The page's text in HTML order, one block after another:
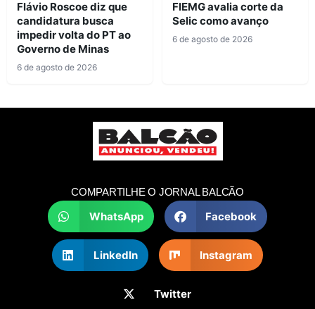
Flávio Roscoe diz que
candidatura busca
impedir volta do PT ao
Governo de Minas
6 de agosto de 2026
FIEMG avalia corte da
Selic como avanço
6 de agosto de 2026
COMPARTILHE O JORNAL BALCÃO
WhatsApp Facebook
LinkedIn Instagram
Twitter